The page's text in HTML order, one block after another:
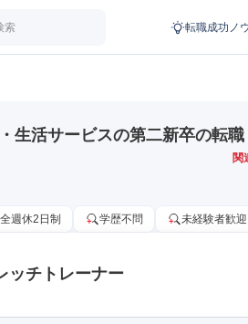
索 転職成功ノ
生活サービスの第二新卒の転
関
週休2日制 学歴不問 未経験者歓迎
ッチトレーナー